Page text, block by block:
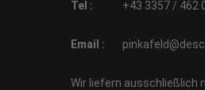
Tel : +43 3357 / 462
Email :
Wir liefern ausschließlich